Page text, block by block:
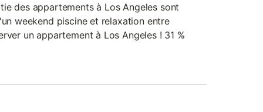
des appartements à Los Angeles sont
weekend piscine et relaxation entre
un appartement à Los Angeles ! 31 %